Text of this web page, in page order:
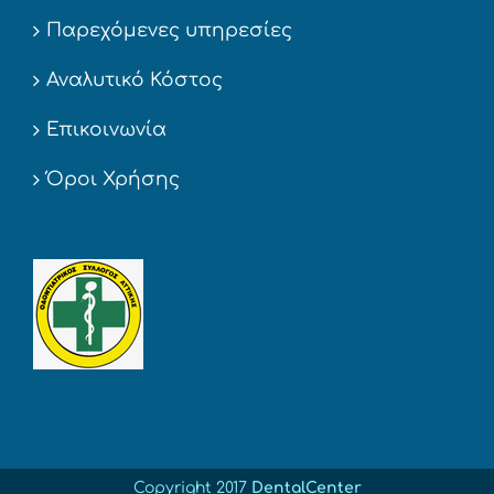
Παρεχόμενες υπηρεσίες
Αναλυτικό Κόστος
Επικοινωνία
Όροι Χρήσης
Copyright 2017 DentalCenter